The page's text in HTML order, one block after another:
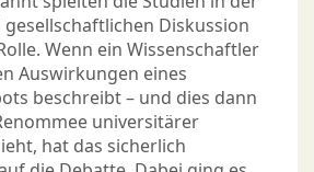
Diskussion
Wenn ein Wissenschaftler
Auswirkungen eines
beschreibt – und dies dann
universitärer
hat das sicherlich